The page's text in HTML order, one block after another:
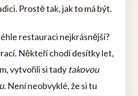
Prostě tak, jak to má být.
restauraci nejkrásnější?
Někteří chodí desítky let,
vytvořili si tady takovou
Není neobvyklé, že si tu